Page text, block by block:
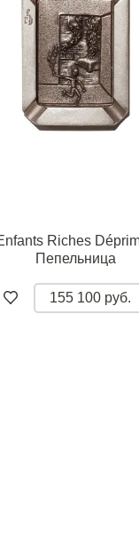
Riches
Пепельница
155 100 руб.